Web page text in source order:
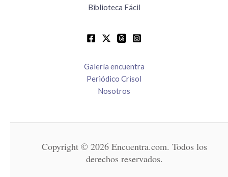
Biblioteca Fácil
Galería encuentra
Periódico Crisol
Nosotros
Copyright © 2026 Encuentra.com. Todos los
derechos reservados.